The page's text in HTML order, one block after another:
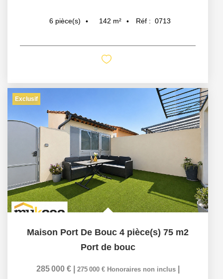
6 pièce(s) 142 m² Réf : 0713
Exclusif
Maison Port De Bouc 4 pièce(s) 75 m2
Port de bouc
285 000 € 275 000 € Honoraires non inclus